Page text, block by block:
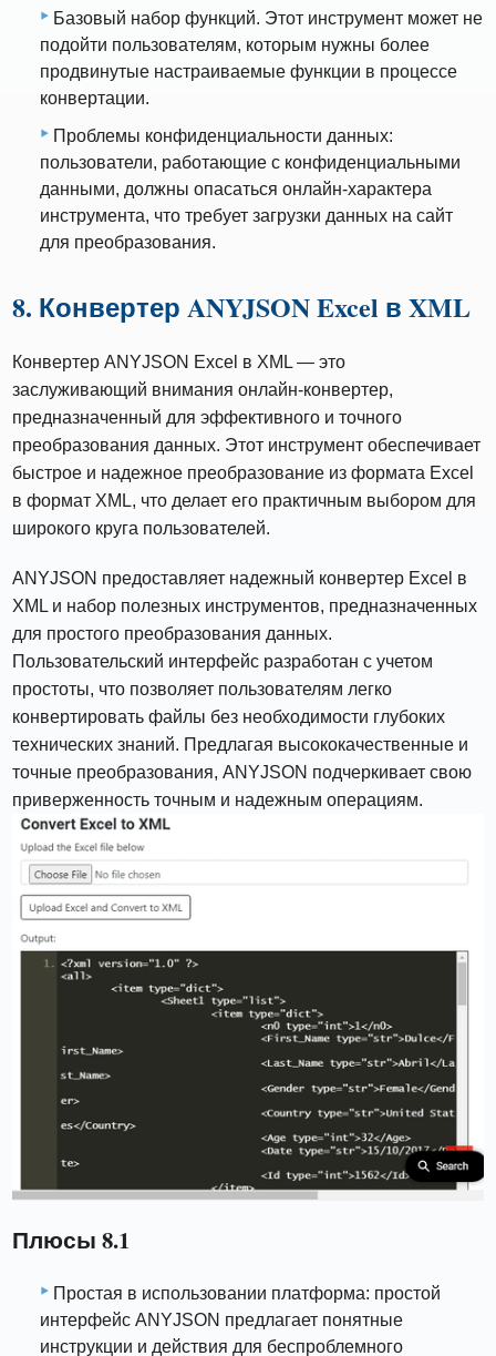
Базовый набор функций. Этот инструмент может не
подойти пользователям, которым нужны более
продвинутые настраиваемые функции в процессе
конвертации.
Проблемы конфиденциальности данных:
пользователи, работающие с конфиденциальными
данными, должны опасаться онлайн-характера
инструмента, что требует загрузки данных на сайт
для преобразования.
8. Конвертер ANYJSON Excel в XML
Конвертер ANYJSON Excel в XML — это
заслуживающий внимания онлайн-конвертер,
предназначенный для эффективного и точного
преобразования данных. Этот инструмент обеспечивает
быстрое и надежное преобразование из формата Excel
в формат XML, что делает его практичным выбором для
широкого круга пользователей.
ANYJSON предоставляет надежный конвертер Excel в
XML и набор полезных инструментов, предназначенных
для простого преобразования данных.
Пользовательский интерфейс разработан с учетом
простоты, что позволяет пользователям легко
конвертировать файлы без необходимости глубоких
технических знаний. Предлагая высококачественные и
точные преобразования, ANYJSON подчеркивает свою
приверженность точным и надежным операциям.
Плюсы 8.1
Простая в использовании платформа: простой
интерфейс ANYJSON предлагает понятные
инструкции и действия для беспроблемного